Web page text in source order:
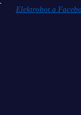
Elektrobot a